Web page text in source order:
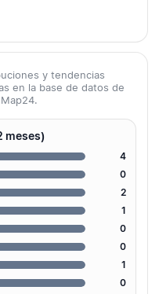
y tendencias
en la base de datos de
meses)
4
0
2
1
0
0
1
0